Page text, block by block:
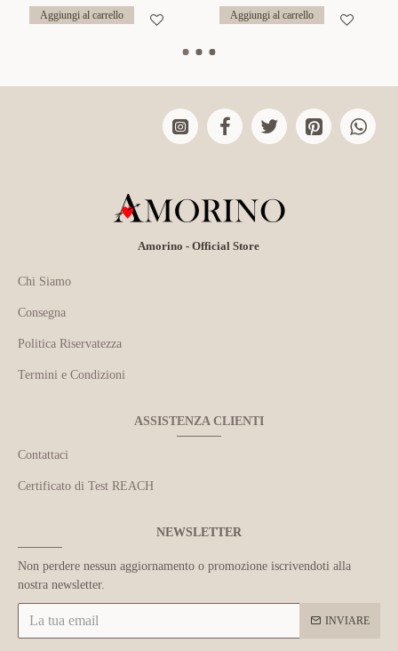
Aggiungi al carrello Aggiungi al carrello
Amorino - Official Store
Chi Siamo
Consegna
Politica Riservatezza
Termini e Condizioni
ASSISTENZA CLIENTI
Contattaci
Certificato di Test REACH
NEWSLETTER
Non perdere nessun aggiornamento o promozione iscrivendoti alla
nostra newsletter.
INVIARE